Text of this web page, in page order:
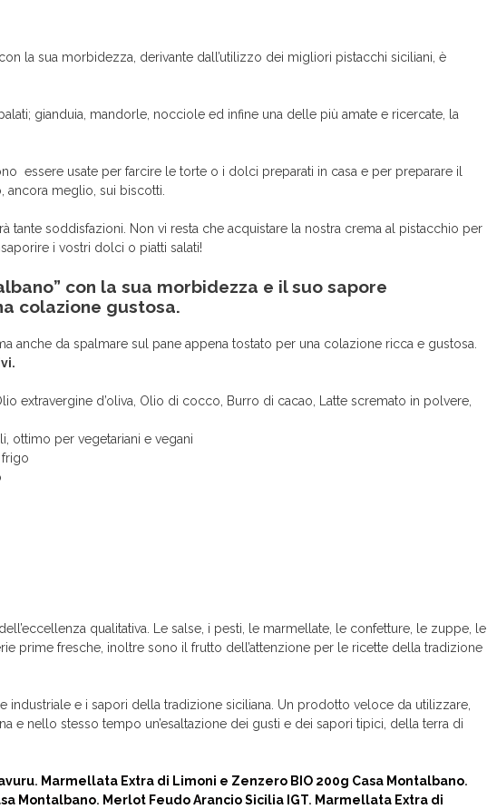
la sua morbidezza, derivante dall’utilizzo dei migliori pistacchi siciliani, è
gianduia, mandorle, nocciole ed infine una delle più amate e ricercate, la
essere usate per farcire le torte o i dolci preparati in casa e per preparare il
ancora meglio, sui biscotti.
tante soddisfazioni. Non vi resta che acquistare la nostra crema al pistacchio per
i vostri dolci o piatti salati!
con la sua morbidezza e il suo sapore
colazione gustosa.
anche da spalmare sul pane appena tostato per una colazione ricca e gustosa.
extravergine d’oliva, Olio di cocco, Burro di cacao, Latte scremato in polvere,
ottimo per vegetariani e vegani
frigo
qualitativa. Le salse, i pesti, le marmellate, le confetture, le zuppe, le
prime fresche, inoltre sono il frutto dell’attenzione per le ricette della tradizione
e i sapori della tradizione siciliana. Un prodotto veloce da utilizzare,
e nello stesso tempo un’esaltazione dei gusti e dei sapori tipici, della terra di
. Marmellata Extra di Limoni e Zenzero BIO 200g Casa Montalbano.
Montalbano. Merlot Feudo Arancio Sicilia IGT. Marmellata Extra di